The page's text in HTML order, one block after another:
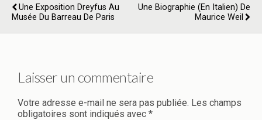
Une Exposition Dreyfus Au
Musée Du Barreau De Paris
Une Biographie (en Italien) De
Maurice Weil
Laisser un commentaire
Votre adresse e-mail ne sera pas publiée. Les champs
obligatoires sont indiqués avec *